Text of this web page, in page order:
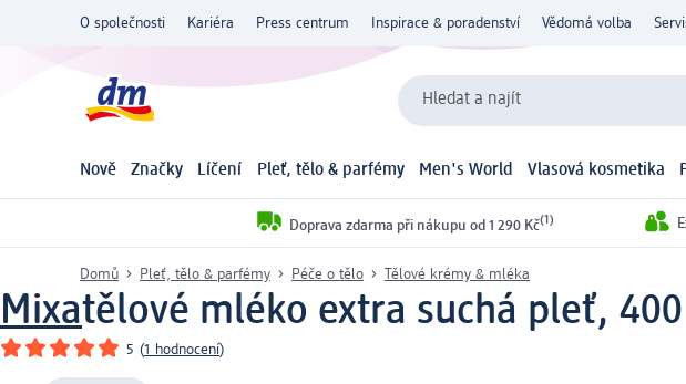
O společnosti Kariéra Press centrum Inspirace & poradenství Vědomá volba
Hledat a najít
Nově Značky Líčení Pleť, tělo & parfémy Men's World Vlasová kosmetika
Doprava zdarma při nákupu od 1 290 Kč(1)
Domů Pleť, tělo & parfémy Péče o tělo Tělové krémy & mléka
Mixatělové mléko extra suchá pleť,
5 (1 hodnocení)